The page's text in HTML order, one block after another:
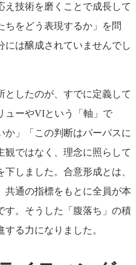
え技術を磨くことで成長して
ちをどう表現するか」を問
には醸成されていませんでし
としたのが、すでに定義して
ューやVIという「軸」で
か」「この判断はパーパスに
観ではなく、理念に照らして
しました。合意形成とは、
共通の指標をもとに全員が本
す。そうした「腹落ち」の積
る力になりました。